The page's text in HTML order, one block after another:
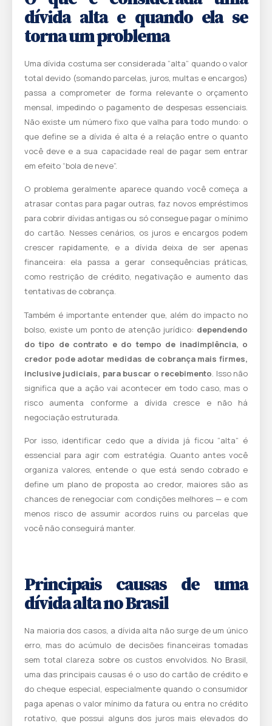
dívida alta e quando ela se
torna um problema
Uma dívida costuma ser considerada “alta” quando o valor
total devido (somando parcelas, juros, multas e encargos)
passa a comprometer de forma relevante o orçamento
mensal, impedindo o pagamento de despesas essenciais.
Não existe um número fixo que valha para todo mundo: o
que define se a dívida é alta é a relação entre o quanto
você deve e a sua capacidade real de pagar sem entrar
em efeito “bola de neve”.
O problema geralmente aparece quando você começa a
atrasar contas para pagar outras, faz novos empréstimos
para cobrir dívidas antigas ou só consegue pagar o mínimo
do cartão. Nesses cenários, os juros e encargos podem
crescer rapidamente, e a dívida deixa de ser apenas
financeira: ela passa a gerar consequências práticas,
como restrição de crédito, negativação e aumento das
tentativas de cobrança.
Também é importante entender que, além do impacto no
bolso, existe um ponto de atenção jurídico: dependendo
do tipo de contrato e do tempo de inadimplência, o
credor pode adotar medidas de cobrança mais firmes,
inclusive judiciais, para buscar o recebimento . Isso não
significa que a ação vai acontecer em todo caso, mas o
risco aumenta conforme a dívida cresce e não há
negociação estruturada.
Por isso, identificar cedo que a dívida já ficou “alta” é
essencial para agir com estratégia. Quanto antes você
organiza valores, entende o que está sendo cobrado e
define um plano de proposta ao credor, maiores são as
chances de renegociar com condições melhores — e com
menos risco de assumir acordos ruins ou parcelas que
você não conseguirá manter.
Principais causas de uma
dívida alta no Brasil
Na maioria dos casos, a dívida alta não surge de um único
erro, mas do acúmulo de decisões financeiras tomadas
sem total clareza sobre os custos envolvidos. No Brasil,
uma das principais causas é o uso do cartão de crédito e
do cheque especial, especialmente quando o consumidor
paga apenas o valor mínimo da fatura ou entra no crédito
rotativo, que possui alguns dos juros mais elevados do